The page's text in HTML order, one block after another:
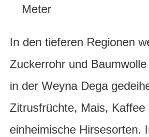
Meter
In den tieferen Regionen
Zuckerrohr und
in der Weyna Dega
Zitrusfrüchte, Mais, Kaffee
einheimische Hirsesorten.